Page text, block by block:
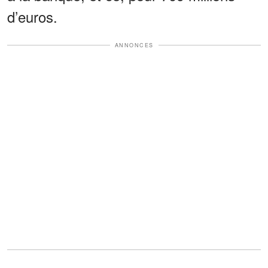
d’euros.
ANNONCES